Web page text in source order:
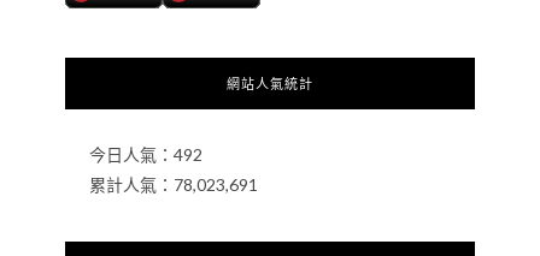
網站人氣統計
今日人氣： 492
累計人氣： 78,023,691